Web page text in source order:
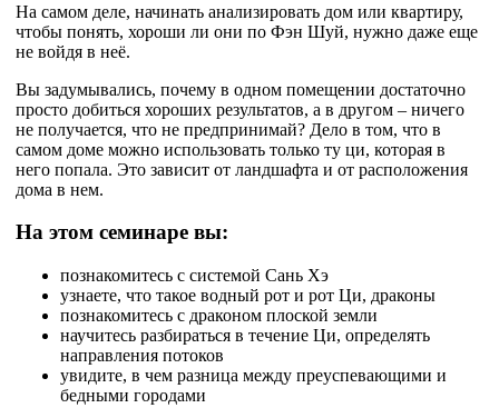
На самом деле, начинать анализировать дом или квартиру,
чтобы понять, хороши ли они по Фэн Шуй, нужно даже еще
не войдя в неё.
Вы задумывались, почему в одном помещении достаточно
просто добиться хороших результатов, а в другом – ничего
не получается, что не предпринимай? Дело в том, что в
самом доме можно использовать только ту ци, которая в
него попала. Это зависит от ландшафта и от расположения
дома в нем.
На этом семинаре вы:
познакомитесь с системой Сань Хэ
узнаете, что такое водный рот и рот Ци, драконы
познакомитесь с драконом плоской земли
научитесь разбираться в течение Ци, определять
направления потоков
увидите, в чем разница между преуспевающими и
бедными городами